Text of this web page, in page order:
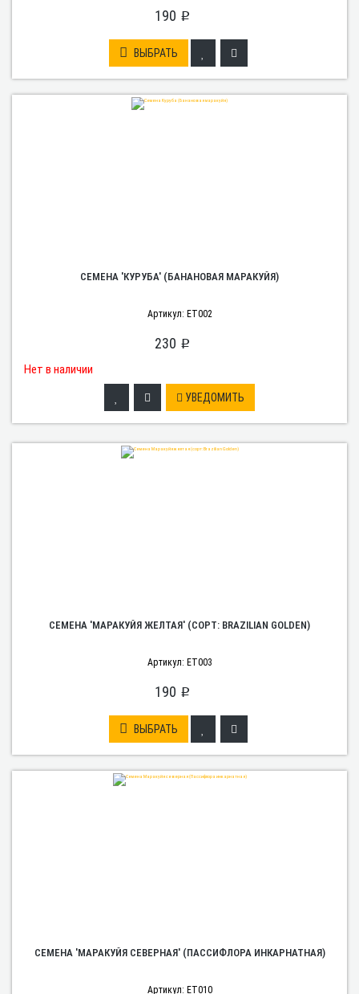
190 p
ВЫБРАТЬ
СЕМЕНА 'КУРУБА' (БАНАНОВАЯ МАРАКУЙЯ)
Артикул: ET002
230 p
Нет в наличии
УВЕДОМИТЬ
СЕМЕНА 'МАРАКУЙЯ ЖЕЛТАЯ' (СОРТ: BRAZILIAN GOLDEN)
Артикул: ET003
190 p
ВЫБРАТЬ
СЕМЕНА 'МАРАКУЙЯ СЕВЕРНАЯ' (ПАССИФЛОРА ИНКАРНАТНАЯ)
Артикул: ET010